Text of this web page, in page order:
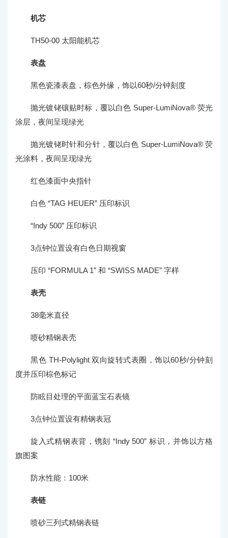
机芯
TH50-00 太阳能机芯
表盘
黑色瓷漆表盘，棕色外缘，饰以60秒/分钟刻度
抛光镀铑镶贴时标，覆以白色 Super-LumiNova® 荧光
涂层，夜间呈现绿光
抛光镀铑时针和分针，覆以白色 Super-LumiNova® 荧
光涂料，夜间呈现绿光
红色漆面中央指针
白色 “TAG HEUER” 压印标识
“Indy 500” 压印标识
3点钟位置设有白色日期视窗
压印 “FORMULA 1” 和 “SWISS MADE” 字样
表壳
38毫米直径
喷砂精钢表壳
黑色 TH-Polylight 双向旋转式表圈，饰以60秒/分钟刻
度并压印棕色标记
防眩目处理的平面蓝宝石表镜
3点钟位置设有精钢表冠
旋入式精钢表背，镌刻 “Indy 500” 标识，并饰以方格
旗图案
防水性能：100米
表链
喷砂三列式精钢表链